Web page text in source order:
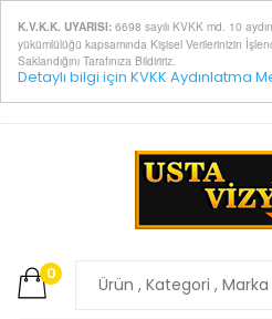
K.V.K.K. UYARISI: 6698 sayılı KVKK md. 10
yükümlülüğü kapsamında Kişisel Verilerinizin
Saklandığını Tarafınıza Bildiririz.
Detaylı bilgi için KVKK Aydınlatma
0